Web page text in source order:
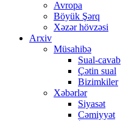
Avropa
Böyük Şərq
Xəzər hövzəsi
Arxiv
Müsahibə
Sual-cavab
Çətin sual
Bizimkiler
Xəbərlər
Siyasət
Cəmiyyət